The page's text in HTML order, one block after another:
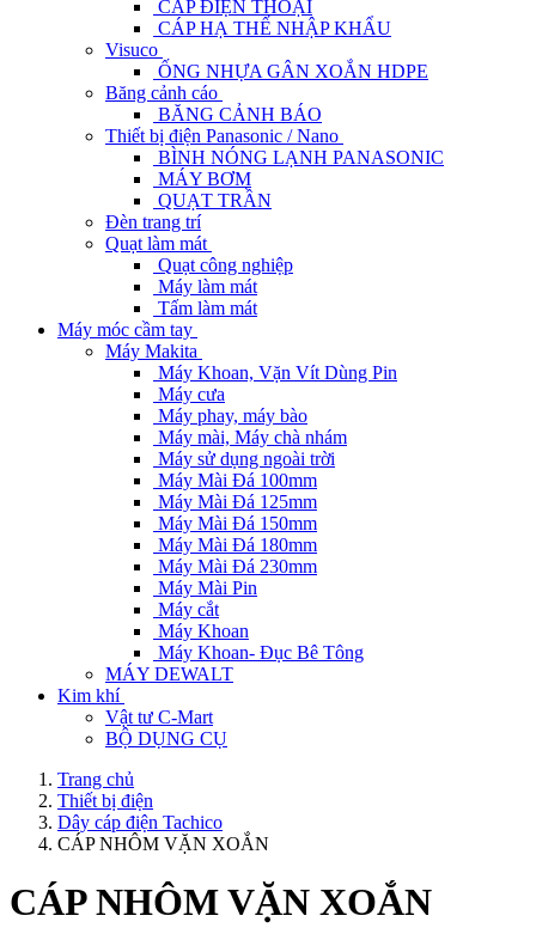
CÁP ĐIỆN THOẠI
CÁP HẠ THẾ NHẬP KHẨU
Visuco
ỐNG NHỰA GÂN XOẮN HDPE
Băng cảnh cáo
BĂNG CẢNH BÁO
Thiết bị điện Panasonic / Nano
BÌNH NÓNG LẠNH PANASONIC
MÁY BƠM
QUẠT TRẦN
Đèn trang trí
Quạt làm mát
Quạt công nghiệp
Máy làm mát
Tấm làm mát
Máy móc cầm tay
Máy Makita
Máy Khoan, Vặn Vít Dùng Pin
Máy cưa
Máy phay, máy bào
Máy mài, Máy chà nhám
Máy sử dụng ngoài trời
Máy Mài Đá 100mm
Máy Mài Đá 125mm
Máy Mài Đá 150mm
Máy Mài Đá 180mm
Máy Mài Đá 230mm
Máy Mài Pin
Máy cắt
Máy Khoan
Máy Khoan- Đục Bê Tông
MÁY DEWALT
Kim khí
Vật tư C-Mart
BỘ DỤNG CỤ
Trang chủ
Thiết bị điện
Dây cáp điện Tachico
CÁP NHÔM VẶN XOẮN
CÁP NHÔM VẶN XOẮN